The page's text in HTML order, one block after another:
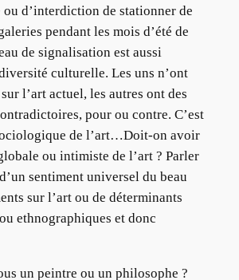
ou d’interdiction de stationner de
pendant les mois d’été de
de signalisation est aussi
culturelle. Les uns n’ont
l’art actuel, les autres ont des
pour ou contre. C’est
de l’art…Doit-on avoir
ou intimiste de l’art ? Parler
sentiment universel du beau
sur l’art ou de déterminants
ethnographiques et donc
un peintre ou un philosophe ?